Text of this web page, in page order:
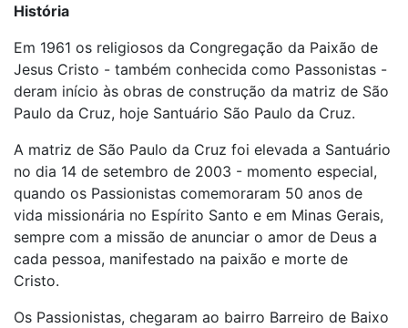
História
Em 1961 os religiosos da Congregação da Paixão de
Jesus Cristo - também conhecida como Passonistas -
deram início às obras de construção da matriz de São
Paulo da Cruz, hoje Santuário São Paulo da Cruz.
A matriz de São Paulo da Cruz foi elevada a Santuário
no dia 14 de setembro de 2003 - momento especial,
quando os Passionistas comemoraram 50 anos de
vida missionária no Espírito Santo e em Minas Gerais,
sempre com a missão de anunciar o amor de Deus a
cada pessoa, manifestado na paixão e morte de
Cristo.
Os Passionistas, chegaram ao bairro Barreiro de Baixo